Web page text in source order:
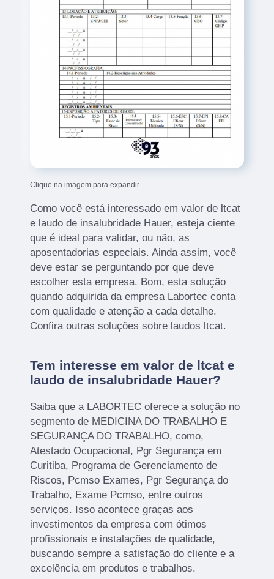
Clique na imagem para expandir
Como você está interessado em valor de ltcat
e laudo de insalubridade Hauer, esteja ciente
que é ideal para validar, ou não, as
aposentadorias especiais. Ainda assim, você
deve estar se perguntando por que deve
escolher esta empresa. Bom, esta solução
quando adquirida da empresa Labortec conta
com qualidade e atenção a cada detalhe.
Confira outras soluções sobre laudos ltcat.
Tem interesse em valor de ltcat e
laudo de insalubridade Hauer?
Saiba que a LABORTEC oferece a solução no
segmento de MEDICINA DO TRABALHO E
SEGURANÇA DO TRABALHO, como,
Atestado Ocupacional, Pgr Segurança em
Curitiba, Programa de Gerenciamento de
Riscos, Pcmso Exames, Pgr Segurança do
Trabalho, Exame Pcmso, entre outros
serviços. Isso acontece graças aos
investimentos da empresa com ótimos
profissionais e instalações de qualidade,
buscando sempre a satisfação do cliente e a
excelência em produtos e trabalhos.